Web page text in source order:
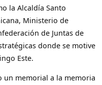
la Alcaldía Santo
Ministerio de
de Juntas de
donde se motive
Este.
un memorial a la memoria